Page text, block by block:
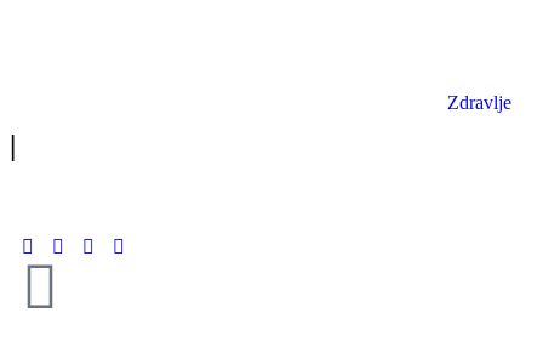
Zdravlje
|